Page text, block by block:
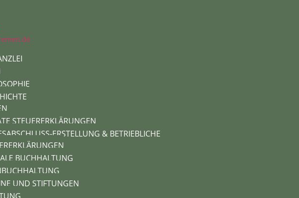
STEUERERKLÄRUNGEN
ERSTELLUNG & BETRIEBLICHE
BUCHHALTUNG
UND STIFTUNGEN